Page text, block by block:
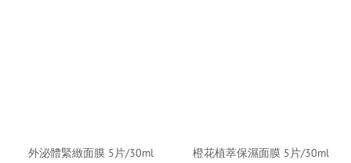
外泌體緊緻面膜 5片/30ml 橙花植萃保濕面膜 5片/30ml